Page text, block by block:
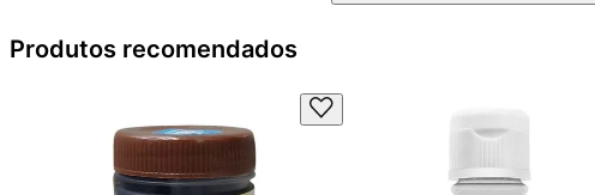
Produtos recomendados